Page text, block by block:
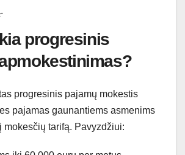
progresinis
progresinis pajamų mokestis
pajamas gaunantiems asmenims
mokesčių tarifą. Pavyzdžiui: